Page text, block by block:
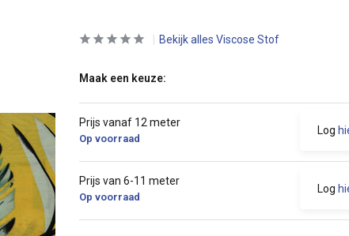
Bekijk alles Viscose Stof
Maak een keuze:
Prijs vanaf 12 meter
Op voorraad
Log
Prijs van 6-11 meter
Op voorraad
Log